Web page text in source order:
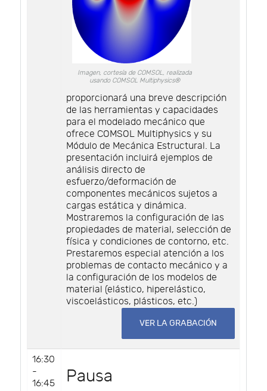
Imagen, cortesía de COMSOL, realizada
usando COMSOL Multiphysics®
proporcionará una breve descripción
de las herramientas y capacidades
para el modelado mecánico que
ofrece COMSOL Multiphysics y su
Módulo de Mecánica Estructural. La
presentación incluirá ejemplos de
análisis directo de
esfuerzo/deformación de
componentes mecánicos sujetos a
cargas estática y dinámica.
Mostraremos la configuración de las
propiedades de material, selección de
física y condiciones de contorno, etc.
Prestaremos especial atención a los
problemas de contacto mecánico y a
la configuración de los modelos de
material (elástico, hiperelástico,
viscoelásticos, plásticos, etc.)
VER LA GRABACIÓN
16:30
-
16:45
Pausa